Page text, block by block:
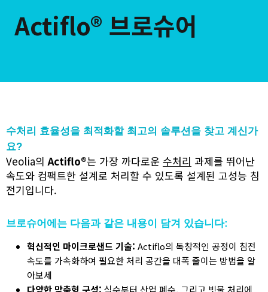
Actiflo® 브로슈어
수처리 효율성을 최적화할 최고의 솔루션을 찾고 계신가
요?
Veolia의 Actiflo®는 가장 까다로운 수처리 과제를 뛰어난
속도와 컴팩트한 설계로 처리할 수 있도록 설계된 고성능 침
전기입니다.
브로슈어에는 다음과 같은 내용이 담겨 있습니다:
혁신적인 마이크로샌드 기술: Actiflo의 독창적인 공정이 침전
속도를 가속화하여 필요한 처리 공간을 대폭 줄이는 방법을 알
아보세
다양한 맞춤형 구성: 식수부터 산업 폐수, 그리고 빗물 처리에